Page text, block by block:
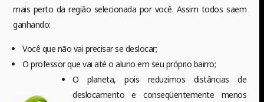
mais perto da região selecionada por você. Assim todos saem
ganhando:
Você que não vai precisar se deslocar;
O professor que vai até o aluno em seu próprio bairro;
O planeta, pois reduzimos distâncias de
deslocamento e conseqüentemente menos